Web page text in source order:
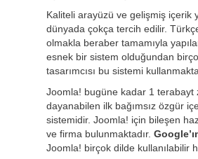
Kaliteli arayüzü ve gelişmiş içerik
dünyada çokça tercih edilir.
olmakla beraber tamamıyla
esnek bir sistem olduğundan
tasarımcısı bu sistemi
Joomla! bugüne kadar 1 terabayt
dayanabilen ilk bağımsız özgür
sistemidir. Joomla! için bileşen
ve firma bulunmaktadır.
Joomla! birçok dilde kullanılabilir